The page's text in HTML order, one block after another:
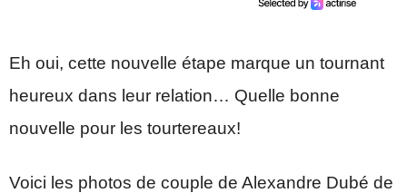
Eh oui, cette nouvelle étape marque un tournant
heureux dans leur relation… Quelle bonne
nouvelle pour les tourtereaux!
Voici les photos de couple de Alexandre Dubé de